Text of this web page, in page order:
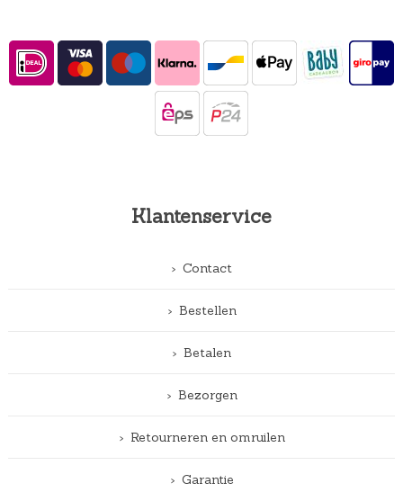
Klantenservice
Contact
Bestellen
Betalen
Bezorgen
Retourneren en omruilen
Garantie